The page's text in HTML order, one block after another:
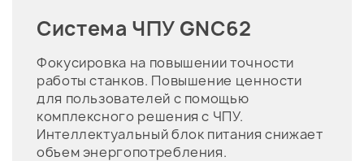
Система ЧПУ GNC62
Фокусировка на повышении точности
работы станков. Повышение ценности
для пользователей с помощью
комплексного решения с ЧПУ.
Интеллектуальный блок питания снижает
объем энергопотребления.